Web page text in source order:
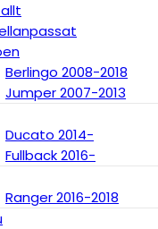
Berlingo 2008-2018
Jumper 2007-2013
Ducato 2014-
Fullback 2016-
Ranger 2016-2018